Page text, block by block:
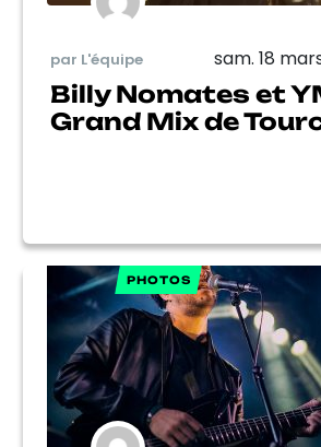
par L'équipe sam. 18
Billy Nomates et
Grand Mix de
PHOTOS